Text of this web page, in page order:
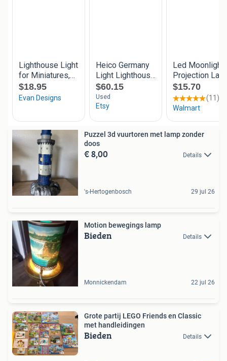
Puzzel 3d vuurtoren met lamp zonder
doos
€ 8,00 Details
's-Hertogenbosch 29 jul 26
Motion bewegings lamp
Bieden Details
Monnickendam 22 jul 26
Grote partij LEGO Friends en Classic
met handleidingen
Bieden Details